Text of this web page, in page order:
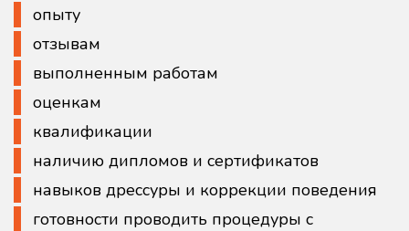
опыту
отзывам
выполненным работам
оценкам
квалификации
наличию дипломов и сертификатов
навыков дрессуры и коррекции поведения
готовности проводить процедуры с